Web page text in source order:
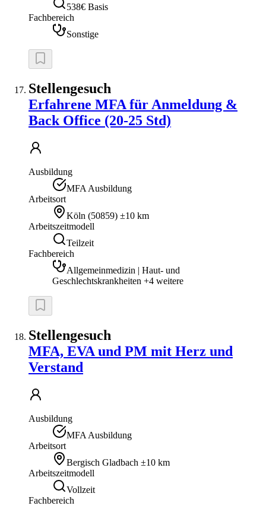
538€ Basis
Fachbereich
Sonstige
Stellengesuch
Erfahrene MFA für Anmeldung &
Back Office (20-25 Std)
Ausbildung
MFA Ausbildung
Arbeitsort
Köln (50859) ±10 km
Arbeitszeitmodell
Teilzeit
Fachbereich
Allgemeinmedizin | Haut- und
Geschlechtskrankheiten +4 weitere
Stellengesuch
MFA, EVA und PM mit Herz und
Verstand
Ausbildung
MFA Ausbildung
Arbeitsort
Bergisch Gladbach ±10 km
Arbeitszeitmodell
Vollzeit
Fachbereich